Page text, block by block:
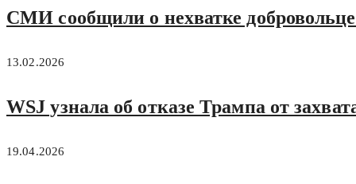
СМИ сообщили о нехватке
13.02.2026
WSJ узнала об отказе Трампа от
19.04.2026